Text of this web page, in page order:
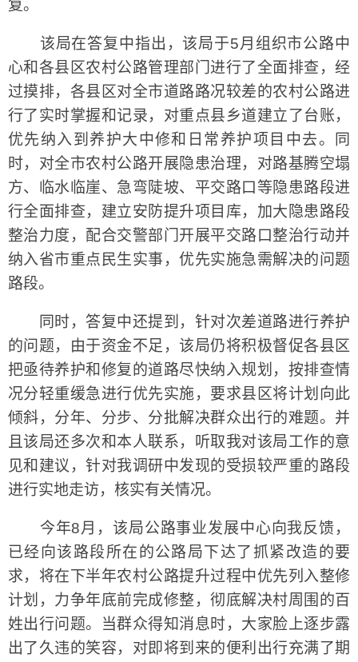
复。
该局在答复中指出，该局于5月组织市公路中
心和各县区农村公路管理部门进行了全面排查，经
过摸排，各县区对全市道路路况较差的农村公路进
行了实时掌握和记录，对重点县乡道建立了台账，
优先纳入到养护大中修和日常养护项目中去。同
时，对全市农村公路开展隐患治理，对路基腾空塌
方、临水临崖、急弯陡坡、平交路口等隐患路段进
行全面排查，建立安防提升项目库，加大隐患路段
整治力度，配合交警部门开展平交路口整治行动并
纳入省市重点民生实事，优先实施急需解决的问题
路段。
同时，答复中还提到，针对次差道路进行养护
的问题，由于资金不足，该局仍将积极督促各县区
把亟待养护和修复的道路尽快纳入规划，按排查情
况分轻重缓急进行优先实施，要求县区将计划向此
倾斜，分年、分步、分批解决群众出行的难题。并
且该局还多次和本人联系，听取我对该局工作的意
见和建议，针对我调研中发现的受损较严重的路段
进行实地走访，核实有关情况。
今年8月，该局公路事业发展中心向我反馈，
已经向该路段所在的公路局下达了抓紧改造的要
求，将在下半年农村公路提升过程中优先列入整修
计划，力争年底前完成修整，彻底解决村周围的百
姓出行问题。当群众得知消息时，大家脸上逐步露
出了久违的笑容，对即将到来的便利出行充满了期